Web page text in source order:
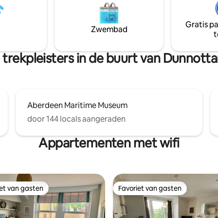
voor je verblijf. Op
seconden van de zee
huis gemakkelijke toegang tot
wandelingen langs de
nog je ontsnapping aan
voor stellen en families. We
op de eerste verdieping.
Zwembad
Gratis
in de buurt van
Aberdeen Maritime Museum
door 144 locals aangeraden
Appartementen met wifi
van gasten
van gasten Favoriet van gasten
Favoriet van gasten